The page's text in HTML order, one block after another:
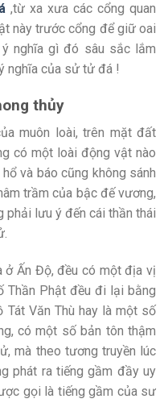
,từ xa xưa các cổng quan
này trước cổng để giữ oai
nghĩa gì đó sâu sắc lắm
nghĩa của sử tử đá !
thủy
muôn loài, trên mặt đất
có một loài động vật nào
và báo cũng không sánh
trầm của bậc đế vương,
phải lưu ý đến cái thần thái
ở Ấn Độ, đều có một địa vị
Phật đều đi lại bằng
Văn Thù hay là một số
có một số bản tôn thậm
mà theo tương truyền lúc
phát ra tiếng gầm đầy uy
gọi là tiếng gầm của sư